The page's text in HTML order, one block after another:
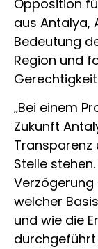
Opposition
aus Antalya,
Bedeutung
Region und
„Bei einem
Zukunft
Transparenz
Stelle
welcher
und wie die
durchgeführt